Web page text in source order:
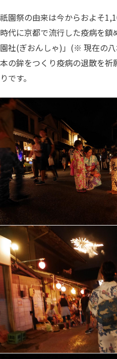
祇園祭の由来は今からおよそ
時代に京都で流行した疫病を鎮
園社(ぎおんしゃ)」(※ 現在の
本の鉾をつくり疫病の退散を祈
りです。